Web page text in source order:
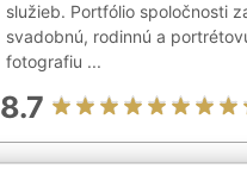
služieb. Portfólio spoločnosti
svadobnú, rodinnú a
fotografiu ...
8.7